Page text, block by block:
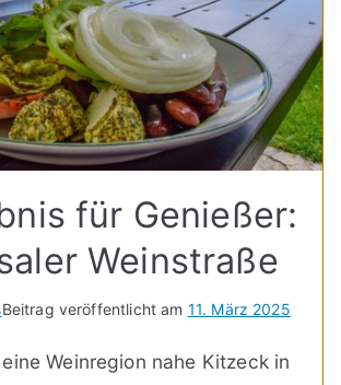
für Genießer:
Weinstraße
Beitrag veröffentlicht am 11. März 2025
Weinregion nahe Kitzeck in